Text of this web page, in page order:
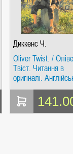
Диккенс Ч.
Oliver Twist. /
Твіст. Читання в
оригіналі.
мова. Каро